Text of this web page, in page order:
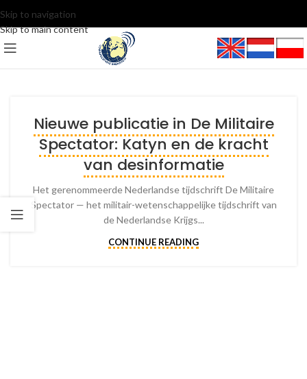
Skip to navigation
Skip to main content
Nieuwe publicatie in De Militaire
Spectator: Katyn en de kracht
van desinformatie
Het gerenommeerde Nederlandse tijdschrift De Militaire
Spectator — het militair-wetenschappelijke tijdschrift van
de Nederlandse Krijgs...
CONTINUE READING